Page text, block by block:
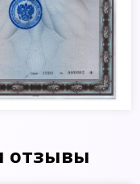
отзывы